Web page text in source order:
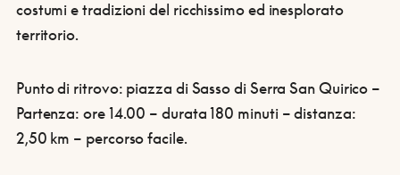
costumi e tradizioni del ricchissimo ed inesplorato
territorio.
Punto di ritrovo: piazza di Sasso di Serra San Quirico –
Partenza: ore 14.00 – durata 180 minuti – distanza:
2,50 km – percorso facile.